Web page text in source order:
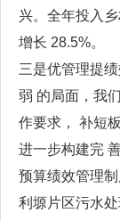
兴。全年投入
增长 28.5%。
三是优管理提
弱 的局面，我
作要求， 补短
进一步构建完
预算绩效管理
利塬片区污水